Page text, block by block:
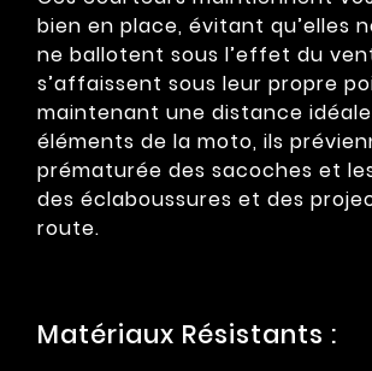
bien en place, évitant qu’elles
ne ballotent sous l’effet du
s’affaissent sous leur propre
maintenant une distance
éléments de la moto, ils
prématurée des sacoches et
des éclaboussures et des
route.
Matériaux Résistants :